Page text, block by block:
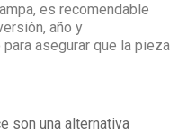
es recomendable
año y
asegurar que la pieza
son una alternativa